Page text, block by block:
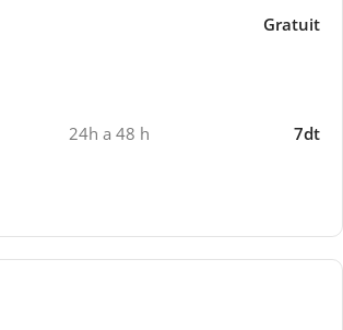
Gratuit
24h a 48 h 7dt